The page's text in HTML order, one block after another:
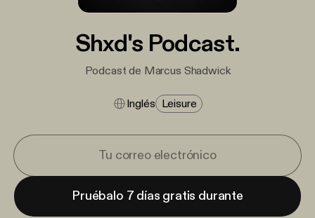
Shxd's Podcast.
Podcast de Marcus Shadwick
Inglés Leisure
Pruébalo 7 días gratis durante